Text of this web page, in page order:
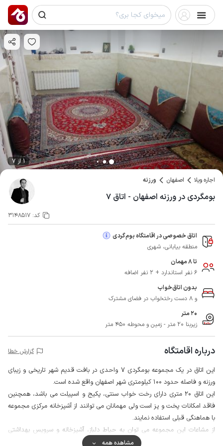
1 از 7
اجاره ویلا اصفهان ورزنه
بومگردی در ورزنه اصفهان - اتاق ۷
کد: 3148517
اتاق خصوصی در اقامتگاه بوم‌گردی
منطقه بیابانی، شهری
تا 8 مهمان
6 نفر استاندارد + 2 نفر اضافه
بدون اتاق‌خواب
و 8 دست رختخواب در فضای مشترک
20 متر
زیربنا 20 متر - زمین و محوطه 450 متر
درباره اقامتگاه گزارش خطا
این اتاق در یک مجموعه بومگردی 7 واحدی در بافت قدیم شهر تاریخی و زیبای
ورزنه و فاصله حدود 100 کیلومتری شهر اصفهان واقع شده است.
این اتاق 20 متری دارای رخت خواب سنتی، پکیج و اسپیلت می باشد، همچنین
فاقد امکانات پخت و پز است ولی مهمانان می توانند از آشپزخانه مرکزی مجموعه
با هماهنگی قبلی استفاده نمایند.
از مشاعات این مجموعه می توان به حیاط دلباز، آشپزخانه و سرویس بهداشتی
مشاهده همه